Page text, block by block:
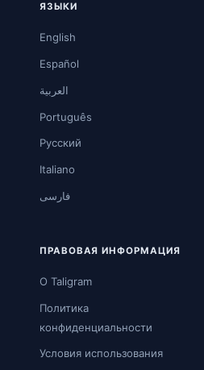
ЯЗЫКИ
English
Español
العربية
Português
Русский
Italiano
فارسی
ПРАВОВАЯ ИНФОРМАЦИЯ
О Taligram
Политика
конфиденциальности
Условия использования